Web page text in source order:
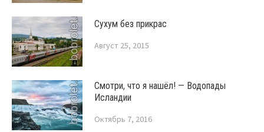
Сухум без прикрас
Август 25, 2015
Смотри, что я нашёл! — Водопады
Исландии
Октябрь 7, 2016